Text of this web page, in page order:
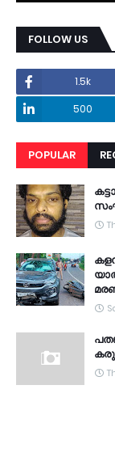
FOLLOW US
1.5k
500
POPULAR